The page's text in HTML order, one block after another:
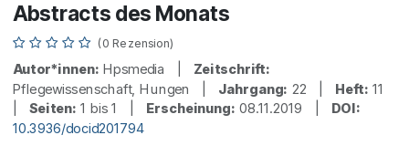
Abstracts des Monats
(0 Rezension)
Autor*innen: Hpsmedia | Zeitschrift:
Pflegewissenschaft, Hungen | Jahrgang: 22 | Heft: 11
Seiten: 1 bis 1 | Erscheinung: 08.11.2019 | DOI:
10.3936/docid201794